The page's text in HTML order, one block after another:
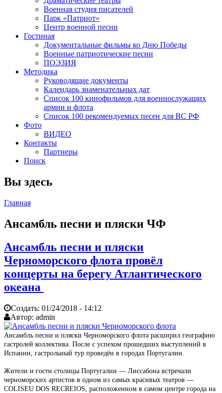
Военная студия писателей
Парк «Патриот»
Центр военной песни
Гостиная
Документальные фильмы ко Дню Победы
Военные патриотические песни
ПОЭЗИЯ
Методика
Руководящие документы
Календарь знаменательных дат
Список 100 кинофильмов для военнослужащих
армии и флота
Список 100 рекомендуемых песен для ВС РФ
Фото
ВИДЕО
Контакты
Партнеры
Поиск
Вы здесь
Главная
Ансамбль песни и пляски ЧФ
Ансамбль песни и пляски
Черноморского флота провёл
концерты на берегу Атлантического
океана
Создать: 01/24/2018 - 14:12
Автор: admin
Ансамбль песни и пляски Черноморского флота расширил географию
гастролей коллектива. После с успехом прошедших выступлений в
Испании, гастрольный тур проведён в городах Португалии.
Жители и гости столицы Португалии — Лиссабона встречали
черноморских артистов в одном из самых красивых театров —
COLISEU DOS RECREIOS, расположенном в самом центре города на